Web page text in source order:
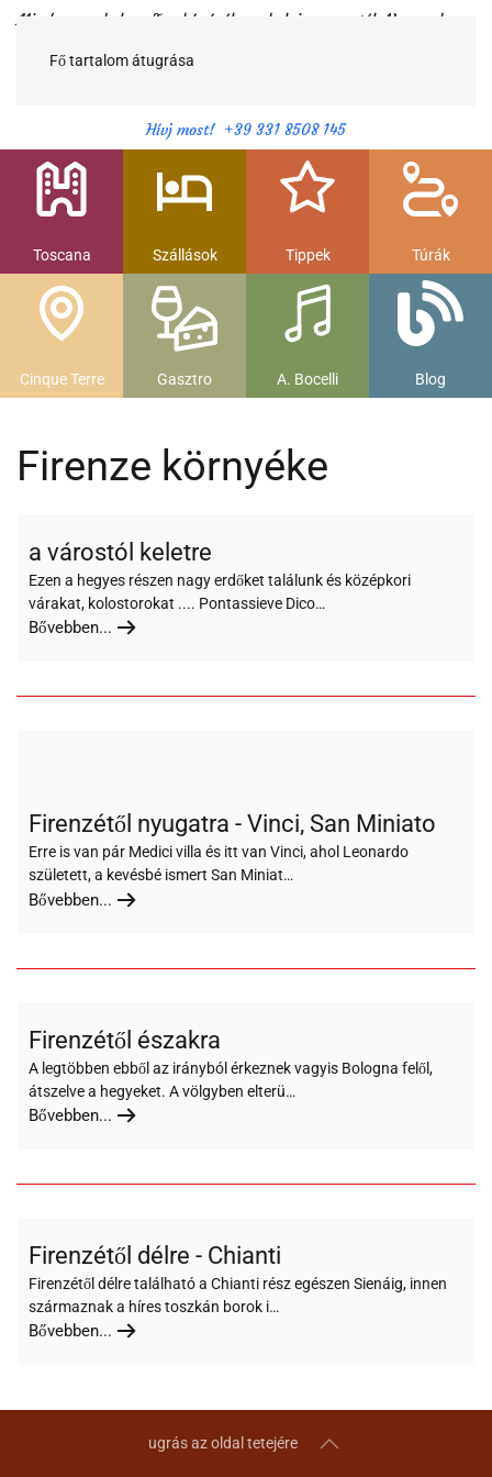
Fő tartalom átugrása
Minden egy helyen Toszkánáról egy helyi magyartól. Nemcsak a
és gasztronomia....
Hívj most! +39 331 8508 145
Toscana Szállások Tippek Túrák
Cinque Terre Gasztro A. Bocelli Blog
Firenze környéke
a várostól keletre
Ezen a hegyes részen nagy erdőket találunk és középkori
várakat, kolostorokat .... Pontassieve Dico…
Bővebben...
Firenzétől nyugatra - Vinci, San Miniato
Erre is van pár Medici villa és itt van Vinci, ahol Leonardo
született, a kevésbé ismert San Miniat…
Bővebben...
Firenzétől északra
A legtöbben ebből az irányból érkeznek vagyis Bologna felől,
átszelve a hegyeket. A völgyben elterü…
Bővebben...
Firenzétől délre - Chianti
Firenzétől délre található a Chianti rész egészen Sienáig, innen
származnak a híres toszkán borok i…
Bővebben...
ugrás az oldal tetejére